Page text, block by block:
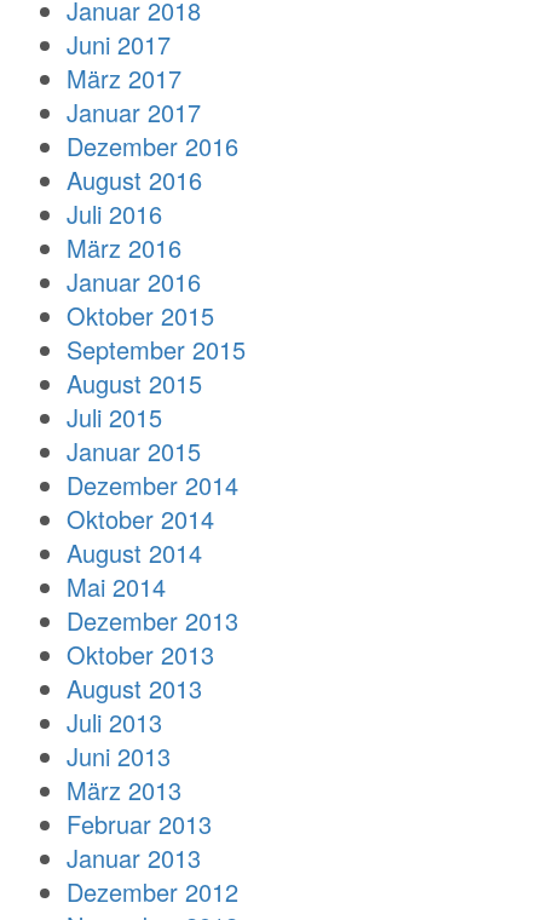
Januar 2018
Juni 2017
März 2017
Januar 2017
Dezember 2016
August 2016
Juli 2016
März 2016
Januar 2016
Oktober 2015
September 2015
August 2015
Juli 2015
Januar 2015
Dezember 2014
Oktober 2014
August 2014
Mai 2014
Dezember 2013
Oktober 2013
August 2013
Juli 2013
Juni 2013
März 2013
Februar 2013
Januar 2013
Dezember 2012